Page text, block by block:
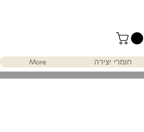
חומרי יצירה More